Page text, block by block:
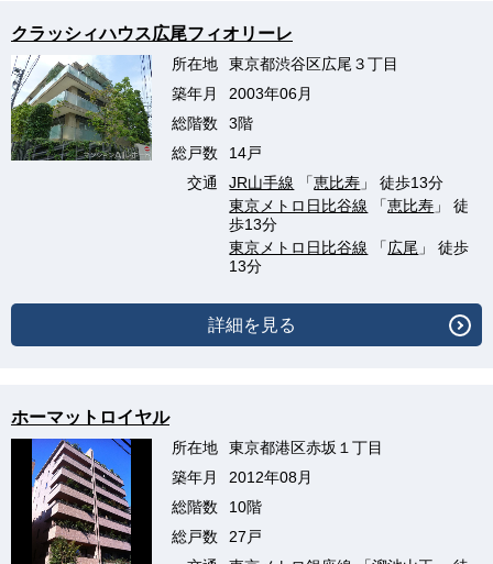
クラッシィハウス広尾フィオリーレ
所在地
東京都渋谷区広尾３丁目
築年月
2003年06月
総階数
3階
総戸数
14戸
交通
JR山手線 「恵比寿 」 徒歩13分
東京メトロ日比谷線 「恵比寿 」 徒
歩13分
東京メトロ日比谷線 「広尾 」 徒歩
13分
詳細を見る
ホーマットロイヤル
所在地
東京都港区赤坂１丁目
築年月
2012年08月
総階数
10階
総戸数
27戸